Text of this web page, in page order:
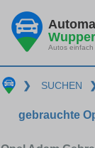
Autos einfach
❯ SUCHEN
gebrauchte